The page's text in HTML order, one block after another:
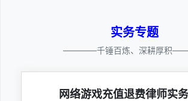
实务专题
————千锤百炼、深耕厚积
网络游戏充值退费律师实